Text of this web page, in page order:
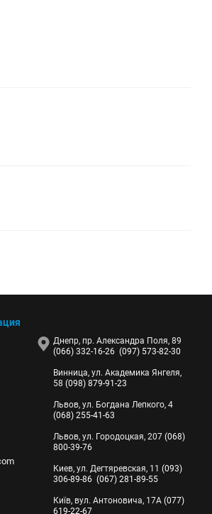
Днепр, пр. Александра Поля, 89
(066) 332-16-26 (097) 573-82-30
Винница, ул. Академика Янгеля,
58 (098) 879-91-23
Львов, ул. Богдана Лепкого, 4
(068) 255-41-63
Львов, ул. Городоцкая, 207 (068)
800-39-76
Киев, ул. Дегтяревская, 11 (093)
306-89-86 (067) 281-89-55
Київ, вул. Антоновича, 17А (077)
619-22-67